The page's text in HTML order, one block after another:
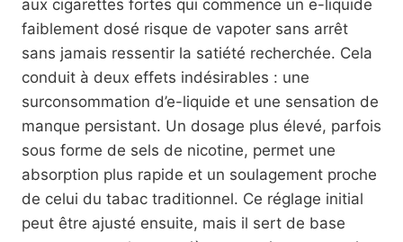
aux cigarettes fortes qui commence un e-liquide
faiblement dosé risque de vapoter sans arrêt
sans jamais ressentir la satiété recherchée. Cela
conduit à deux effets indésirables : une
surconsommation d’e-liquide et une sensation de
manque persistant. Un dosage plus élevé, parfois
sous forme de sels de nicotine, permet une
absorption plus rapide et un soulagement proche
de celui du tabac traditionnel. Ce réglage initial
peut être ajusté ensuite, mais il sert de base